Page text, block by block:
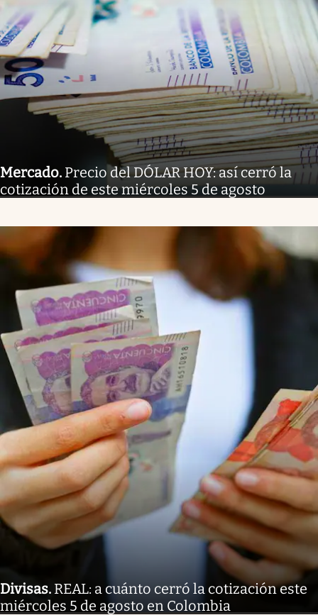
Mercado. Precio del DÓLAR HOY: así cerró la
cotización de este miércoles 5 de agosto
Divisas. REAL: a cuánto cerró la cotización este
miércoles 5 de agosto en Colombia